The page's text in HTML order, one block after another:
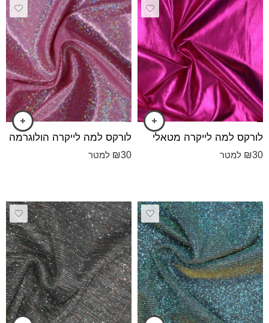
לורקס למה לייקרה מטאלי
₪30 למטר
לורקס למה לייקרה הולוגרמה
₪30 למטר